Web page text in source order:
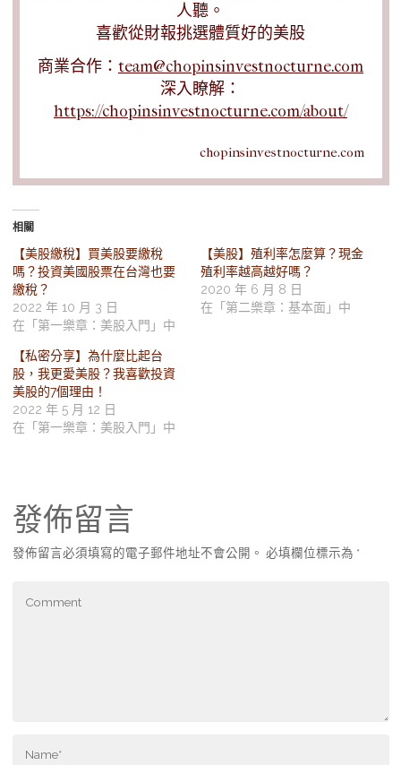
人聽。
喜歡從財報挑選體質好的美股
商業合作： team@chopinsinvestnocturne.com
深入瞭解：
https://chopinsinvestnocturne.com/about/
chopinsinvestnocturne.com
相關
【美股繳稅】買美股要繳稅
嗎？投資美國股票在台灣也要
繳稅？
2022 年 10 月 3 日
在「第一樂章：美股入門」中
【美股】殖利率怎麼算？現金
殖利率越高越好嗎？
2020 年 6 月 8 日
在「第二樂章：基本面」中
【私密分享】為什麼比起台
股，我更愛美股？我喜歡投資
美股的7個理由！
2022 年 5 月 12 日
在「第一樂章：美股入門」中
發佈留言
發佈留言必須填寫的電子郵件地址不會公開。 必填欄位標示為 *